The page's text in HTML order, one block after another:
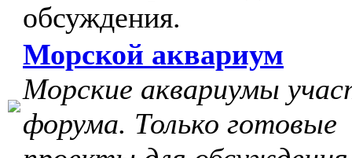
обсуждения.
Морской аквариум
Морские аквариумы
форума. Только готовые